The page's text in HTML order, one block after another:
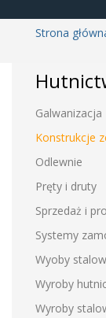
Strona
Galwanizacja
Konstrukcje
Odlewnie
Pręty i druty
Sprzedaż i
Systemy
Wyoby
Wyroby
Wyroby